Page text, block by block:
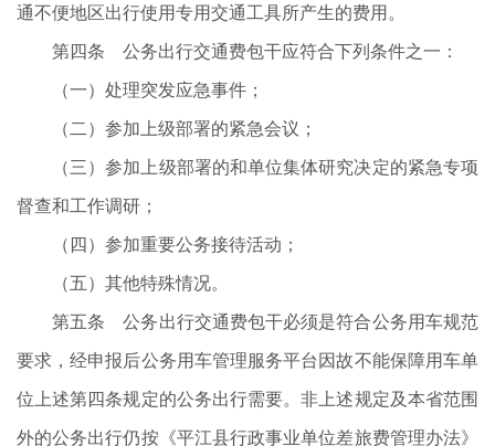
通不便地区出行使用专用交通工具所产生的费用。
第四条 公务出行交通费包干应符合下列条件之一：
（一）处理突发应急事件；
（二）参加上级部署的紧急会议；
（三）参加上级部署的和单位集体研究决定的紧急专项
督查和工作调研；
（四）参加重要公务接待活动；
（五）其他特殊情况。
第五条 公务出行交通费包干必须是符合公务用车规范
要求，经申报后公务用车管理服务平台因故不能保障用车单
位上述第四条规定的公务出行需要。非上述规定及本省范围
外的公务出行仍按《平江县行政事业单位差旅费管理办法》